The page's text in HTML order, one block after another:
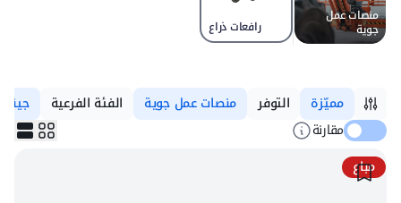
منصات عمل
جوية رافعات ذراع
مميّزة التوفر منصات عمل جوية الفئة الفرعية
جيني
مقارنة
مباع